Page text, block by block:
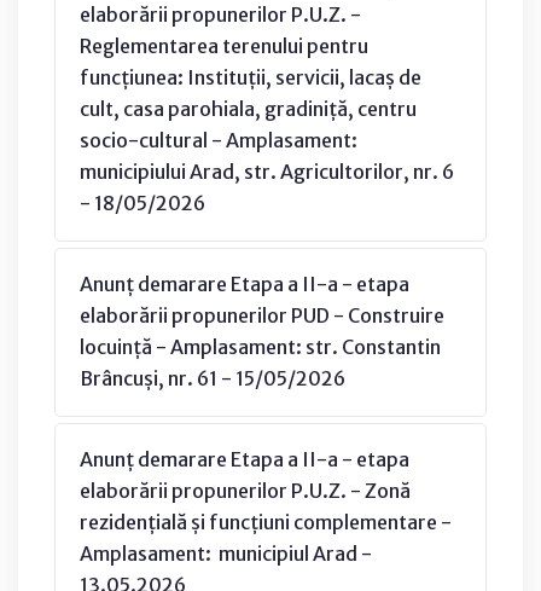
elaborării propunerilor P.U.Z. -
Reglementarea terenului pentru
funcțiunea: Instituții, servicii, lacaș de
cult, casa parohiala, gradiniță, centru
socio-cultural - Amplasament:
municipiului Arad, str. Agricultorilor, nr. 6
- 18/05/2026
Anunț demarare Etapa a II-a - etapa
elaborării propunerilor PUD - Construire
locuință - Amplasament: str. Constantin
Brâncuși, nr. 61 - 15/05/2026
Anunț demarare Etapa a II-a - etapa
elaborării propunerilor P.U.Z. - Zonă
rezidențială și funcțiuni complementare -
Amplasament: municipiul Arad -
13.05.2026